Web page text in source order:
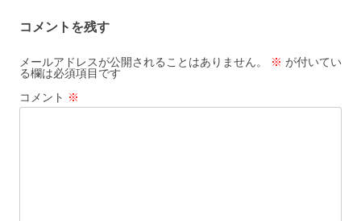
ビ
ゲ
ー
シ
コメントを残す
メールアドレスが公開されることはありません。 ※ が付いてい
る欄は必須項目です
コメント ※